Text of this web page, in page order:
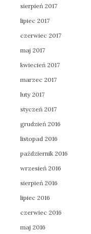
sierpień 2017
lipiec 2017
czerwiec 2017
maj 2017
kwiecień 2017
marzec 2017
luty 2017
styczeń 2017
grudzień 2016
listopad 2016
październik 2016
wrzesień 2016
sierpień 2016
lipiec 2016
czerwiec 2016
maj 2016